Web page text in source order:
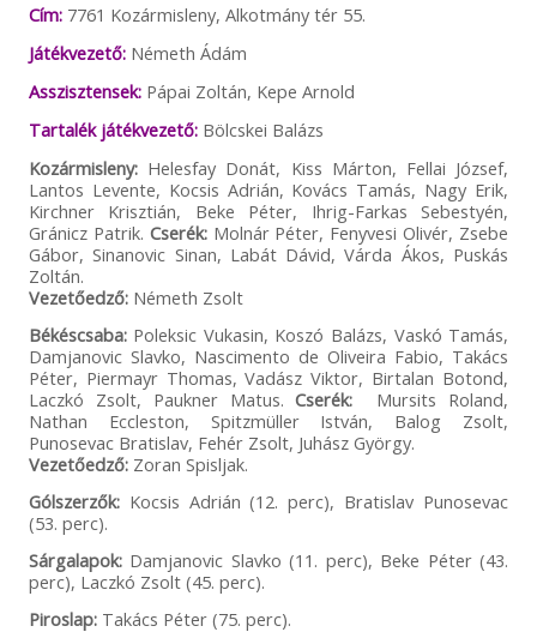
Cím:7761 Kozármisleny, Alkotmány tér 55.
Játékvezető:Németh Ádám
Asszisztensek: Pápai Zoltán, Kepe Arnold
Tartalék játékvezető: Bölcskei Balázs
Kozármisleny: Helesfay Donát, Kiss Márton, Fellai József,
Lantos Levente, Kocsis Adrián, Kovács Tamás, Nagy Erik,
Kirchner Krisztián, Beke Péter, Ihrig-Farkas Sebestyén,
Gránicz Patrik. Cserék:Molnár Péter, Fenyvesi Olivér, Zsebe
Gábor, Sinanovic Sinan, Labát Dávid, Várda Ákos, Puskás
Zoltán.
Vezetőedző:Németh Zsolt
Békéscsaba: Poleksic Vukasin, Koszó Balázs, Vaskó Tamás,
Damjanovic Slavko, Nascimento de Oliveira Fabio, Takács
Péter, Piermayr Thomas, Vadász Viktor, Birtalan Botond,
Laczkó Zsolt, Paukner Matus.Cserék: Mursits Roland,
Nathan Eccleston, Spitzmüller István, Balog Zsolt,
Punosevac Bratislav, Fehér Zsolt, Juhász György.
Vezetőedző:Zoran Spisljak.
Gólszerzők:Kocsis Adrián (12. perc), Bratislav Punosevac
(53. perc).
Sárgalapok:Damjanovic Slavko (11. perc), Beke Péter (43.
perc), Laczkó Zsolt (45. perc).
Piroslap:Takács Péter (75. perc).